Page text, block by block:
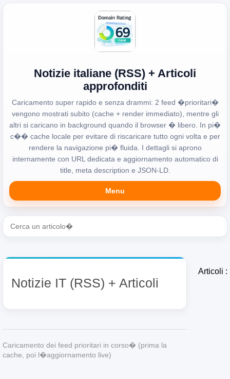
Notizie italiane (RSS) + Articoli
approfonditi
Caricamento super rapido e senza drammi: 2 feed �prioritari�
vengono mostrati subito (cache + render immediato), mentre gli
altri si caricano in background quando il browser � libero. In pi�
c�� cache locale per evitare di riscaricare tutto ogni volta e per
rendere la navigazione pi� fluida. I dettagli si aprono
internamente con URL dedicata e aggiornamento automatico di
title, meta description e JSON-LD.
Menu
Notizie IT (RSS) + Articoli
Caricamento dei feed prioritari in corso� (prima la
cache, poi l�aggiornamento live)